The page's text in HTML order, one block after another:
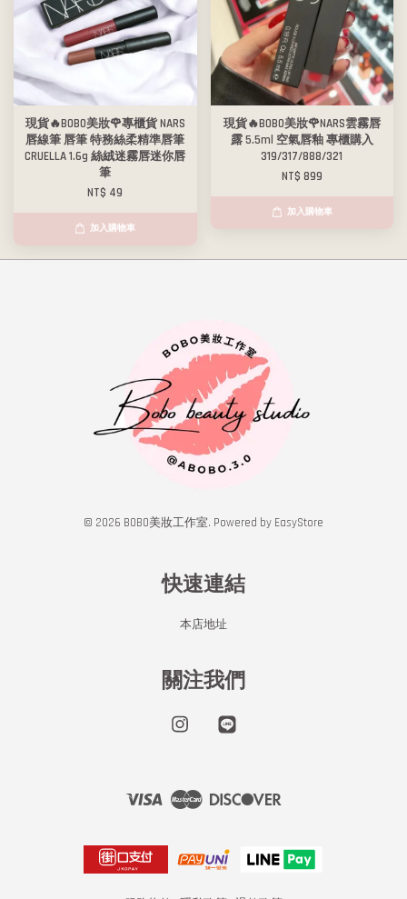
現貨🔥BOBO美妝🌹專櫃貨 NARS
唇線筆 唇筆 特務絲柔精準唇筆
CRUELLA 1.6g 絲絨迷霧唇迷你唇
筆
NT$ 49
加入購物車
現貨🔥BOBO美妝🌹NARS雲霧唇
露 5.5ml 空氣唇釉 專櫃購入
319/317/888/321
NT$ 899
加入購物車
© 2026 BOBO美妝工作室. Powered by EasyStore
快速連結
本店地址
關注我們
Instagram
Visa Master